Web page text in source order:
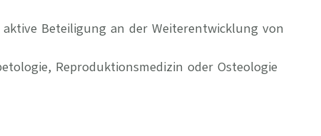
Beteiligung an der Weiterentwicklung von
Reproduktionsmedizin oder Osteologie